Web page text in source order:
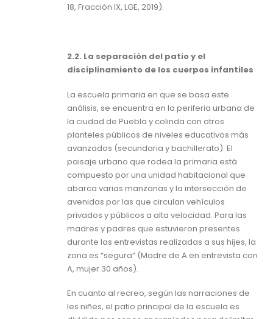
18, Fracción IX, LGE, 2019).
2.2. La separación del patio y el
disciplinamiento de los cuerpos infantiles
La escuela primaria en que se basa este
análisis, se encuentra en la periferia urbana de
la ciudad de Puebla y colinda con otros
planteles públicos de niveles educativos más
avanzados (secundaria y bachillerato). El
paisaje urbano que rodea la primaria está
compuesto por una unidad habitacional que
abarca varias manzanas y la intersección de
avenidas por las que circulan vehículos
privados y públicos a alta velocidad. Para las
madres y padres que estuvieron presentes
durante las entrevistas realizadas a sus hijes, la
zona es “segura” (Madre de A en entrevista con
A, mujer 30 años).
En cuanto al recreo, según las narraciones de
les niñes, el patio principal de la escuela es